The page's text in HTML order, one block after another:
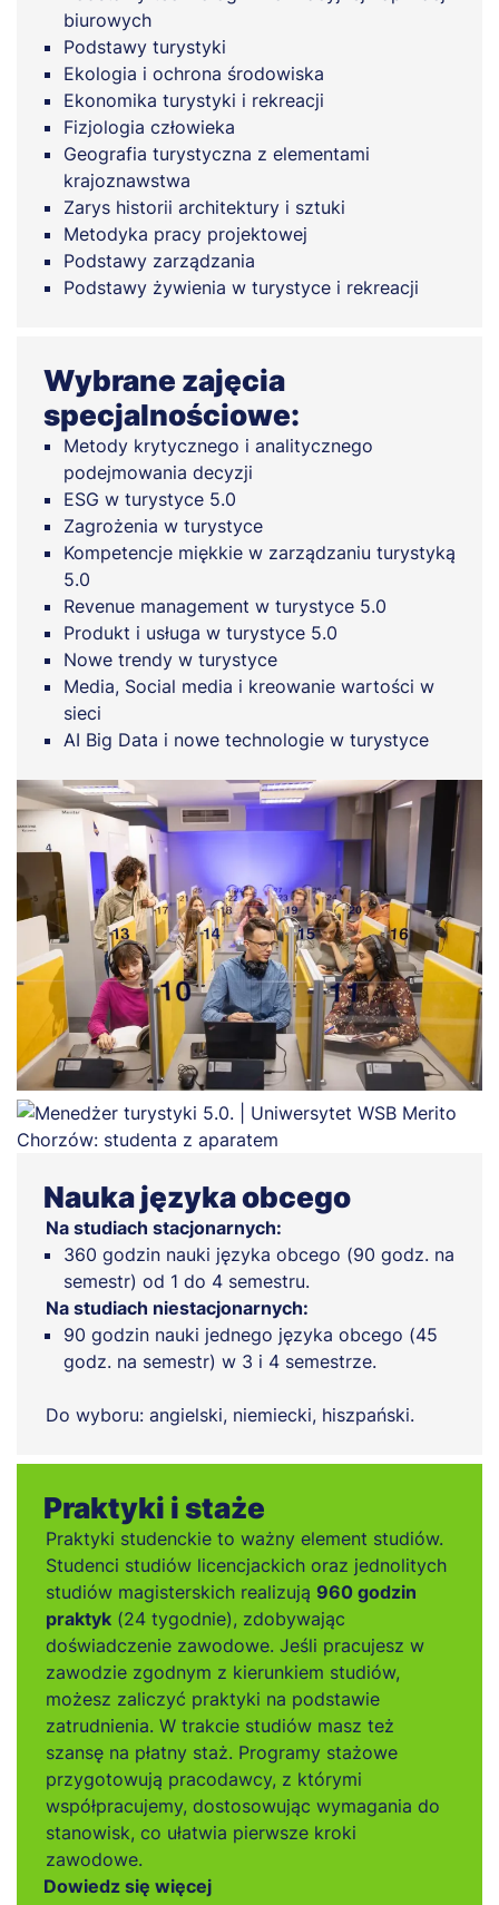
biurowych
Podstawy turystyki
Ekologia i ochrona środowiska
Ekonomika turystyki i rekreacji
Fizjologia człowieka
Geografia turystyczna z elementami
krajoznawstwa
Zarys historii architektury i sztuki
Metodyka pracy projektowej
Podstawy zarządzania
Podstawy żywienia w turystyce i rekreacji
Wybrane zajęcia
specjalnościowe:
Metody krytycznego i analitycznego
podejmowania decyzji
ESG w turystyce 5.0
Zagrożenia w turystyce
Kompetencje miękkie w zarządzaniu turystyką
5.0
Revenue management w turystyce 5.0
Produkt i usługa w turystyce 5.0
Nowe trendy w turystyce
Media, Social media i kreowanie wartości w
sieci
AI Big Data i nowe technologie w turystyce
Nauka języka obcego
Na studiach stacjonarnych:
360 godzin nauki języka obcego (90 godz. na
semestr) od 1 do 4 semestru.
Na studiach niestacjonarnych:
90 godzin nauki jednego języka obcego (45
godz. na semestr) w 3 i 4 semestrze.
Do wyboru: angielski, niemiecki, hiszpański.
Praktyki i staże
Praktyki studenckie to ważny element studiów.
Studenci studiów licencjackich oraz jednolitych
studiów magisterskich realizują 960 godzin
praktyk (24 tygodnie), zdobywając
doświadczenie zawodowe. Jeśli pracujesz w
zawodzie zgodnym z kierunkiem studiów,
możesz zaliczyć praktyki na podstawie
zatrudnienia. W trakcie studiów masz też
szansę na płatny staż. Programy stażowe
przygotowują pracodawcy, z którymi
współpracujemy, dostosowując wymagania do
stanowisk, co ułatwia pierwsze kroki
zawodowe.
Dowiedz się więcej